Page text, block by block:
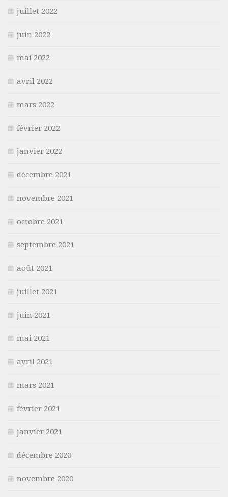
juillet 2022
juin 2022
mai 2022
avril 2022
mars 2022
février 2022
janvier 2022
décembre 2021
novembre 2021
octobre 2021
septembre 2021
août 2021
juillet 2021
juin 2021
mai 2021
avril 2021
mars 2021
février 2021
janvier 2021
décembre 2020
novembre 2020